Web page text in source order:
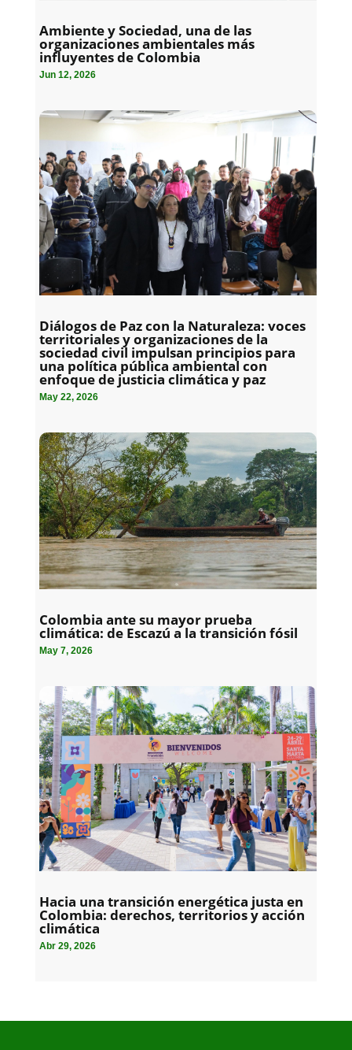
Ambiente y Sociedad, una de las
organizaciones ambientales más
influyentes de Colombia
Jun 12, 2026
Diálogos de Paz con la Naturaleza: voces
territoriales y organizaciones de la
sociedad civil impulsan principios para
una política pública ambiental con
enfoque de justicia climática y paz
May 22, 2026
Colombia ante su mayor prueba
climática: de Escazú a la transición fósil
May 7, 2026
Hacia una transición energética justa en
Colombia: derechos, territorios y acción
climática
Abr 29, 2026